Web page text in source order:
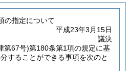
の指定について
平成23年3月15日
議決
第67号)第180条第1項の規定に基
することができる事項を次のと